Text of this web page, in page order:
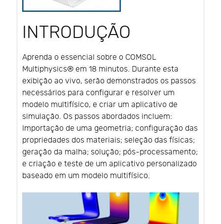
INTRODUÇÃO
Aprenda o essencial sobre o COMSOL
Multiphysics® em 18 minutos. Durante esta
exibição ao vivo, serão demonstrados os passos
necessários para configurar e resolver um
modelo multifísico, e criar um aplicativo de
simulação. Os passos abordados incluem:
Importação de uma geometria; configuração das
propriedades dos materiais; seleção das físicas;
geração da malha; solução; pós-processamento;
e criação e teste de um aplicativo personalizado
baseado em um modelo multifísico.